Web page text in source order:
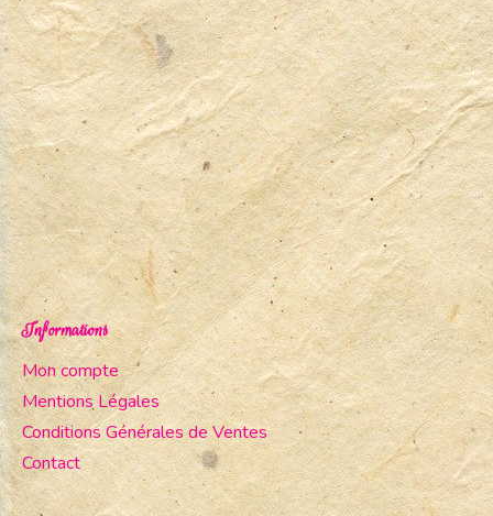
Informations
Mon compte
Mentions Légales
Conditions Générales de Ventes
Contact